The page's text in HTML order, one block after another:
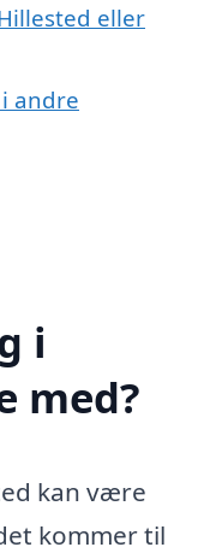
eller
andre
i
med?
kan være
kommer til